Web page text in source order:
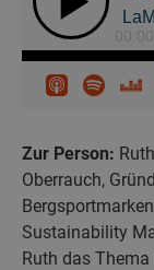
Zur Person:
Oberrauch,
Sustainability
Ruth das